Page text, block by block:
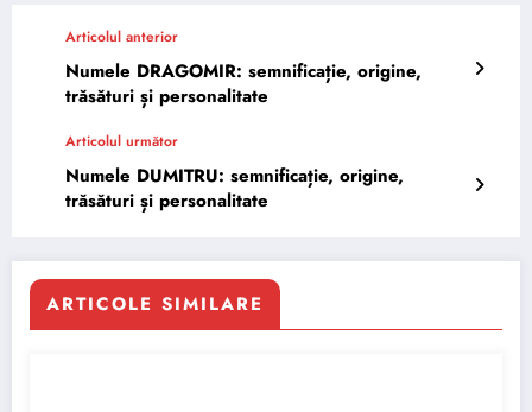
Articolul anterior
Numele DRAGOMIR: semnificație, origine,
trăsături și personalitate
Articolul următor
Numele DUMITRU: semnificație, origine,
trăsături și personalitate
ARTICOLE SIMILARE